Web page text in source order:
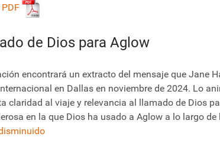
de Dios para Aglow
encontrará un extracto del mensaje que Jane
en Dallas en noviembre de 2024. Lo
claridad al viaje y relevancia al llamado de Dios
en la que Dios ha usado a Aglow a lo largo de